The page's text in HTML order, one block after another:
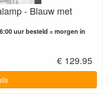
- Blauw met
uur besteld = morgen in
€ 129.95